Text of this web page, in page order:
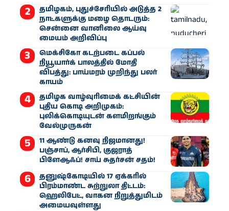
தமிழகம், புதுச்சேரியில் அடுத்த 2
நாட்களுக்கு மழை தொடரும்:
சென்னை வானிலை ஆய்வு
மையம் அறிவிப்பு
மெக்சிகோ கடற்படை கப்பல்
நியூயார்க் பாலத்தில் மோதி
விபத்து: பாய்மரம் முறிந்து பலர்
காயம்
தமிழக வாழ்வுரிமைக் கட்சியின்
புதிய கொடி அறிமுகம்:
புலிக்கொடியுடன் களமிறங்கும்
வேல்முருகன்
11 ஆண்டு கனவு நிஜமானது!
பஞ்சாப், ஆர்சிபி, குஜராத்
பிளேஆஃப்! சாய் சுதர்சன் சதம்!
தனுஷ்கோடியில் 17 ஏக்கரில்
பிரம்மாண்ட சுற்றுலா திட்டம்:
ஹெலிபேட், வாகன நிறுத்துமிடம்
அமையவுள்ளது